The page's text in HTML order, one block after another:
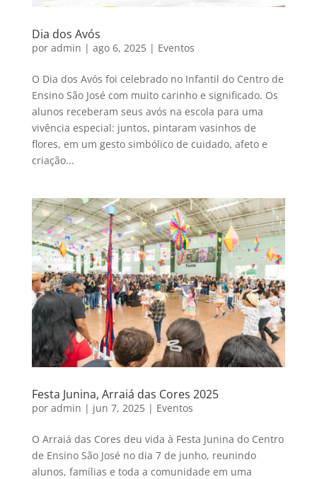
Dia dos Avós
por admin | ago 6, 2025| Eventos
O Dia dos Avós foi celebrado no Infantil do Centro de
Ensino São José com muito carinho e significado. Os
alunos receberam seus avós na escola para uma
vivência especial: juntos, pintaram vasinhos de
flores, em um gesto simbólico de cuidado, afeto e
criação...
Festa Junina, Arraiá das Cores 2025
por admin | jun 7, 2025| Eventos
O Arraiá das Cores deu vida à Festa Junina do Centro
de Ensino São José no dia 7 de junho, reunindo
alunos, famílias e toda a comunidade em uma